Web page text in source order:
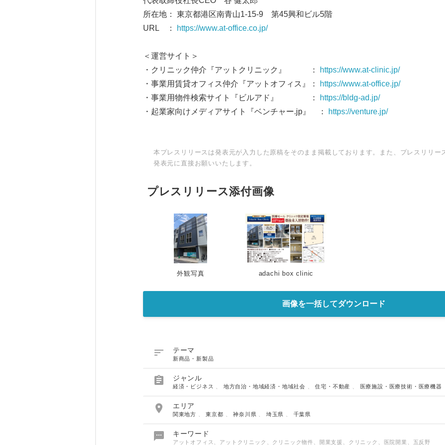
所在地： 東京都港区南青山1-15-9 第45興和ビル5階
URL ：
https://www.at-office.co.jp/
＜運営サイト＞
・クリニック仲介『アットクリニック』 ：
https://www.at-clinic.jp/
・事業用賃貸オフィス仲介『アットオフィス』：
https://www.at-office.jp/
・事業用物件検索サイト『ビルアド』 ：
https://bldg-ad.jp/
・起業家向けメディアサイト『ベンチャー.jp』 ：
https://venture.jp/
本プレスリリースは発表元が入力した原稿をそのまま掲載しております。また、プレスリリー
発表元に直接お願いいたします。
プレスリリース添付画像
外観写真 adachi box clinic
画像を一括してダウンロード
 テーマ
新商品・新製品
 ジャンル
経済・ビジネス 地方自治・地域経済・地域社会 、住宅・不動産 医療施設・医療技術・医療機器
 エリア
関東地方 、東京都 、神奈川県 埼玉県 千葉県
 キーワード
アットオフィス、アットクリニック、クリニック物件、開業支援、クリニック、医院開業、五反野